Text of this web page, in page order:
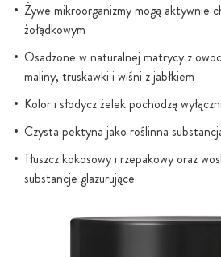
Żywe mikroorganizmy mogą aktywnie
żołądkowym
Osadzone w naturalnej matrycy z
maliny, truskawki i wiśni z jabłkiem
Kolor i słodycz żelek pochodzą
Czysta pektyna jako roślinna
Tłuszcz kokosowy i rzepakowy oraz
substancje glazurujące